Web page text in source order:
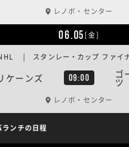
レノボ・センター
06.05[金]
ケーンズ 09:00 ゴ
ツ
| スタンレー・カップ ファイ
レノボ・センター
ンチの日程